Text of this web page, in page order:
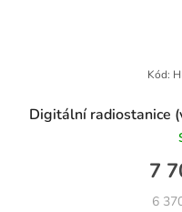
Digitální radiostanice
6
7
Kód: